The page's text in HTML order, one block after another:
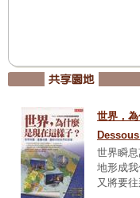
世界，
世界瞬
地形成
又將要